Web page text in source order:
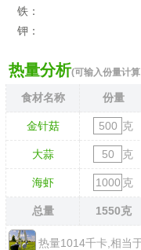
铁：
钾：
热量分析(可输入份量计
食材名称 份量
金针菇 克
大蒜 克
海虾 克
总量 1550克
热量1014千卡,相当